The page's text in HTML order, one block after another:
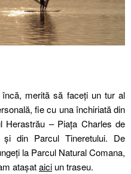
merită să faceți un tur al
fie cu una închiriată din
Herastrău – Piața Charles de
din Parcul Tineretului. De
la Parcul Natural Comana,
atașataici un traseu.